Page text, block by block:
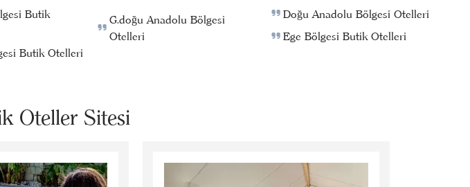
Butik
Butik Otelleri
G.doğu Anadolu Bölgesi
Otelleri
Doğu Anadolu Bölgesi Otelleri
Ege Bölgesi Butik Otelleri
Oteller Sitesi